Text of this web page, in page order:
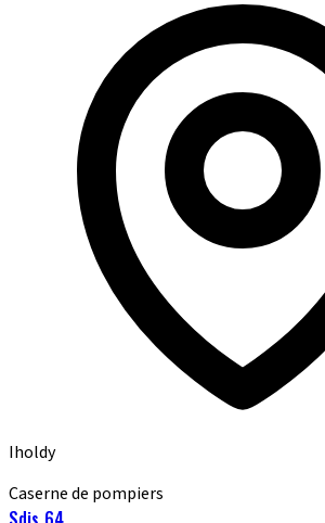
Iholdy
Caserne de pompiers